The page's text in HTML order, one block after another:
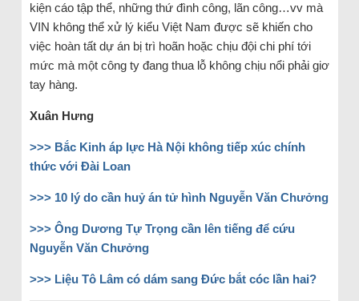
kiện cáo tập thể, những thứ đình công, lãn công…vv mà
VIN không thể xử lý kiểu Việt Nam được sẽ khiến cho
việc hoàn tất dự án bị trì hoãn hoặc chịu đội chi phí tới
mức mà một công ty đang thua lỗ không chịu nổi phải giơ
tay hàng.
Xuân Hưng
>>> Bắc Kinh áp lực Hà Nội không tiếp xúc chính
thức với Đài Loan
>>> 10 lý do cần huỷ án tử hình Nguyễn Văn Chưởng
>>> Ông Dương Tự Trọng cần lên tiếng để cứu
Nguyễn Văn Chưởng
>>> Liệu Tô Lâm có dám sang Đức bắt cóc lần hai?